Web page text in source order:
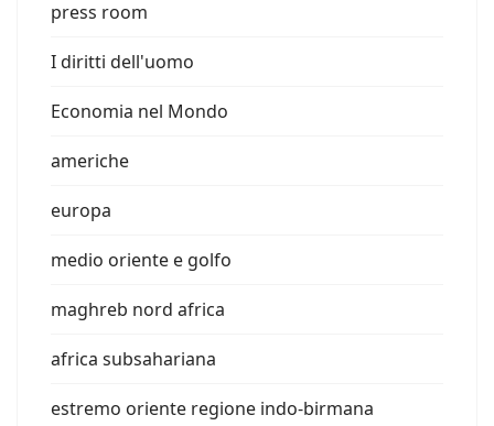
press room
I diritti dell'uomo
Economia nel Mondo
americhe
europa
medio oriente e golfo
maghreb nord africa
africa subsahariana
estremo oriente regione indo-birmana